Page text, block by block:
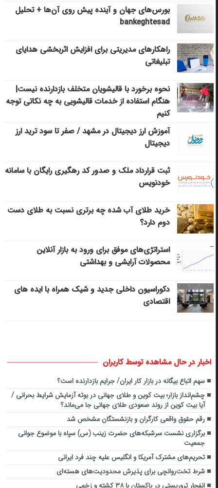
بورس‌های جهان و آینده پیش روی آن‌ها + تحلیل
bankeghtesad
راهکارهای مدیریتی برای افزایش اثربخشی هدایای
تبلیغاتی
نحوه برخورد با قالیشویان متخلف بازدارنده نیست|
هنگام استفاده از خدمات قالیشویی به چه نکاتی توجه
کنیم
آموزش ارز دیجیتال در مشهد / صفر تا سود ترید ارز
دیجیتال
ثبت قرارداد ملک و صدور کد رهگیری رایگان با سامانه
خودنویس
خرید طلای آب شده چه برتری نسبت به طلای دست
دوم دارد؟
استراتژی‌های موفق برای ورود به بازار آنلاین
محصولات آرایشی و بهداشتی
دکوراسیون داخلی جدید و شیک همراه با ایده های
اقتصادی
اخبار در حال مشاهده توسط کاربران
سهم اتباع بیگانه در بازار کار ایران/ جرایم بازدارنده است؟
چشم‌انداز بازار؛ بیت کوین و طلای جهانی در بوته آزمایش شرایط بحرانی /
آیا بیت کوین از روند صعودی طلای جهانی جا می‌ماند؟
رقم حقوق واقعی کارگران و بازنشستگان مشخص شد
برگزاری نشست سرشبکه‌های حضرت زینب (س) سپاه با موضوع جوانی
جمعیت
تحریم‌های مشترک آمریکا و انگلیس علیه چند فرد ایرانی
شرط تخت‌روانچی برای پذیرش محدودیت‌های هسته‌ای
انفجار تروریستی در پاکستان با ۳۸ کشته و زخمی